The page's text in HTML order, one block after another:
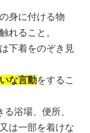
身に付ける物
れること。
下着をのぞき見
な言動をするこ
浴場、便所、
は一部を着けな